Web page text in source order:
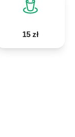
15 zł